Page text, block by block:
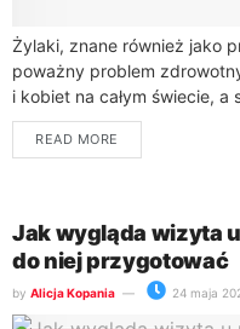
Żylaki, znane również jako
poważny problem
i kobiet na całym świecie,
charakteryzuje się
READ MORE
Jak wygląda wizyta
do niej przygotować
by Alicja Kopania 24 maja